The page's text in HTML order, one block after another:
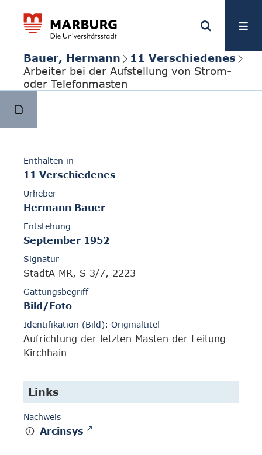
Bauer, Hermann
11 Verschiedenes
Arbeiter bei der Aufstellung von Strom-
oder Telefonmasten
Enthalten in
11 Verschiedenes
Urheber
Hermann Bauer
Entstehung
September 1952
Signatur
StadtA MR, S 3/7, 2223
Gattungsbegriff
Bild/Foto
Identifikation (Bild): Originaltitel
Aufrichtung der letzten Masten der Leitung
Kirchhain
Links
Nachweis
Arcinsys